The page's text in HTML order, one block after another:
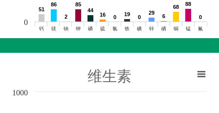
51
51
86
86
2
2
85
85
44
44
16
16 0
0 19
19 0
0
29
29
6
6
68
68 88
88
0
0
钙 镁 钠 钾 磷 硫 氯 铁 碘 锌 硒 铜 锰 氟
0
维生素
1000